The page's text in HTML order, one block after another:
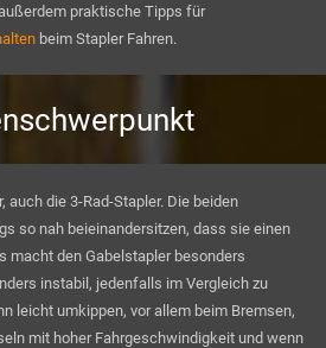
praktische Tipps für
beim Stapler Fahren.
auch die 3-Rad-Stapler. Die beiden
so nah beieinandersitzen, dass sie einen
macht den Gabelstapler besonders
instabil, jedenfalls im Vergleich zu
leicht umkippen, vor allem beim Bremsen,
mit hoher Fahrgeschwindigkeit und wenn